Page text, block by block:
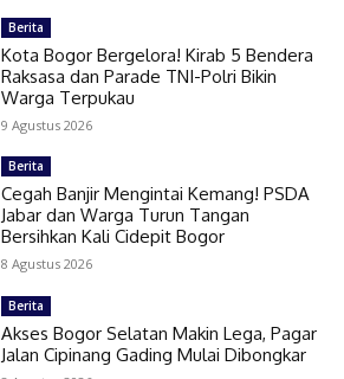
Berita
Kota Bogor Bergelora! Kirab 5 Bendera
Raksasa dan Parade TNI-Polri Bikin
Warga Terpukau
9 Agustus 2026
Berita
Cegah Banjir Mengintai Kemang! PSDA
Jabar dan Warga Turun Tangan
Bersihkan Kali Cidepit Bogor
8 Agustus 2026
Berita
Akses Bogor Selatan Makin Lega, Pagar
Jalan Cipinang Gading Mulai Dibongkar